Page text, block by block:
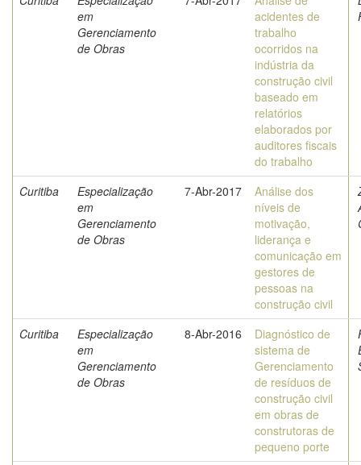
em
Gerenciamento
de Obras
acidentes de
trabalho
ocorridos na
indústria da
construção civil
baseado em
relatórios
elaborados por
auditores fiscais
do trabalho
Curitiba
Especialização
em
Gerenciamento
de Obras
7-Abr-2017
Análise dos
níveis de
motivação,
liderança e
comunicação em
gestores de
pessoas na
construção civil
Curitiba
Especialização
em
Gerenciamento
de Obras
8-Abr-2016
Diagnóstico de
sistema de
Gerenciamento
de resíduos de
construção civil
em obras de
construtoras de
pequeno porte